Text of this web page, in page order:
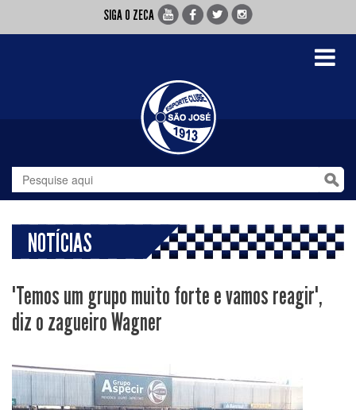
SIGA O ZECA
Toggle
NOTÍCIAS
"Temos um grupo muito forte e vamos reagir",
diz o zagueiro Wagner